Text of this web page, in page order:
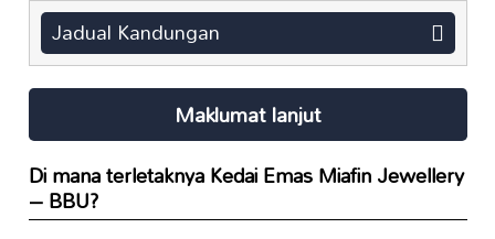
Jadual Kandungan
Maklumat lanjut
Di mana terletaknyaKedai Emas Miafin Jewellery
– BBU?